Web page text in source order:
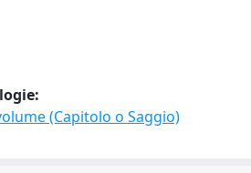
(Capitolo o Saggio)